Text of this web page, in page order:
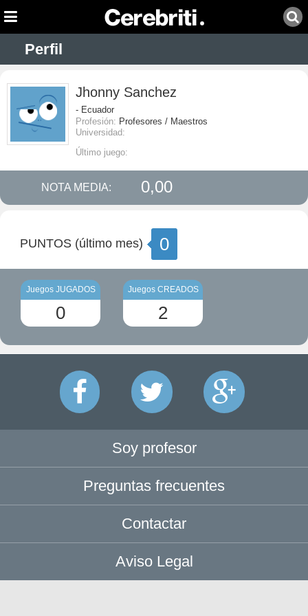
Perfil
Jhonny Sanchez
- Ecuador
Profesión: Profesores / Maestros
Universidad:
Último juego:
NOTA MEDIA: 0,00
PUNTOS (último mes) 0
Juegos JUGADOS
0
Juegos CREADOS
2
Soy profesor
Preguntas frecuentes
Contactar
Aviso Legal